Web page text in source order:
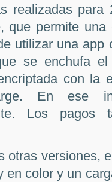
realizadas
que permite
utilizar una
se enchufa
con la
En ese
Los
otras versiones,
en color y un